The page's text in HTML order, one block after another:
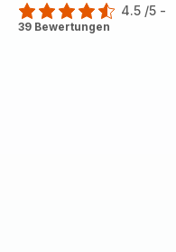
ratings.4.5
4.5 /5 -
39 Bewertungen